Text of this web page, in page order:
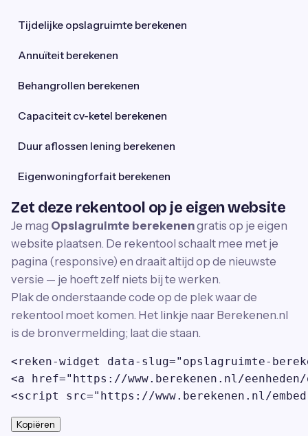
Tijdelijke opslagruimte berekenen
Annuïteit berekenen
Behangrollen berekenen
Capaciteit cv-ketel berekenen
Duur aflossen lening berekenen
Eigenwoningforfait berekenen
Zet deze rekentool op je eigen website
Je mag Opslagruimte berekenengratis op je eigen
website plaatsen. De rekentool schaalt mee met je
pagina (responsive) en draait altijd op de nieuwste
versie — je hoeft zelf niets bij te werken.
Plak de onderstaande code op de plek waar de
rekentool moet komen. Het linkje naar Berekenen.nl
is de bronvermelding; laat die staan.
<reken-widget data-slug="opslagruimte-
<a href="https://www.berekenen.nl/
<script src="https://www.berekenen.nl/
Kopiëren